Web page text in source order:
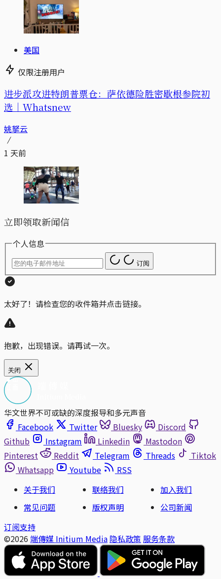
美国
仅限注册用户
进步派攻进特朗普票仓：萨依德险胜密歇根参院初
选｜Whatsnew
姚拏云
1 天前
立即领取新闻信
个人信息
订阅
太好了！请检查您的收件箱并点击链接。
抱歉，出现错误。请再试一次。
关闭
华文世界不可或缺的深度报导和多元声音
Facebook
Twitter Bluesky
Discord
Github
Instagram Linkedin
Mastodon
Pinterest
Reddit Telegram Threads
Tiktok
Whatsapp
Youtube
RSS
关于我们
联络我们
加入我们
常见问题
版权声明
公司新闻
订阅支持
©2026 端傳媒 Initium Media 隐私政策 服务条款